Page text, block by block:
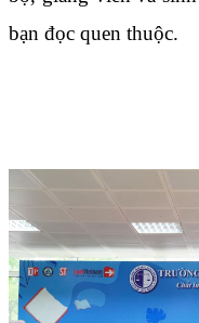
bạn đọc quen thuộc.